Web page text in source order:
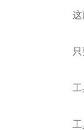
这两
只要
工具
工具